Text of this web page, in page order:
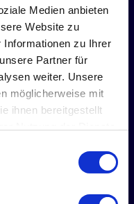
Medien anbieten
Website zu
Informationen zu Ihrer
Partner für
weiter. Unsere
möglicherweise mit
ihnen bereitgestellt
Mapping:
in natürlicher
sicherzustellen,